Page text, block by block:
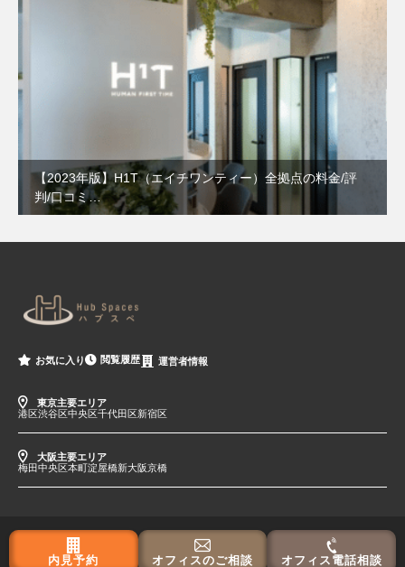
内見予約 オフィスのご相談 オフィス電話相談
【2023年版】H1T（エイチワンティー）全拠点の料金/評
判/口コミ…
お気に入り 閲覧履歴 運営者情報
東京主要エリア
港区渋谷区中央区千代田区新宿区
大阪主要エリア
梅田中央区本町淀屋橋新大阪京橋